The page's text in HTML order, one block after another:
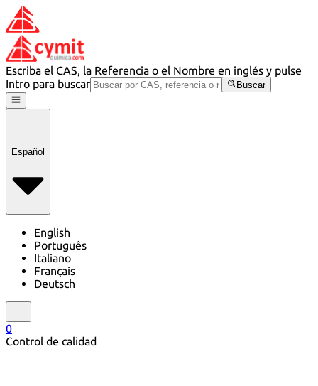
Escriba el CAS, la Referencia o el Nombre en inglés y pulse
Intro para buscar
Buscar
Español
English
Português
Italiano
Français
Deutsch
0
Control de calidad